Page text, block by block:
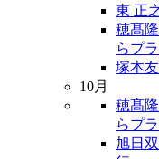
東 正
穂髙
らプ
塚本友
10月
穂髙
らプ
旭日